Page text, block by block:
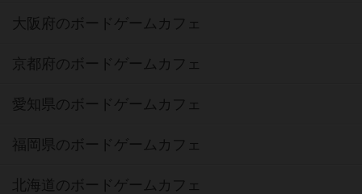
大阪府のボードゲームカフェ
京都府のボードゲームカフェ
愛知県のボードゲームカフェ
福岡県のボードゲームカフェ
北海道のボードゲームカフェ